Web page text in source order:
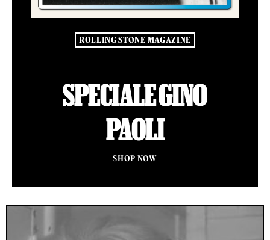
ROLLING STONE MAGAZINE
SPECIALE GINO
PAOLI
SHOP NOW